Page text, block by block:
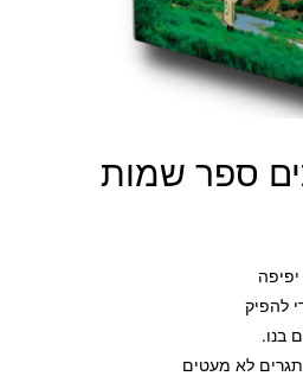
ספר שמות
להפיק
בנו.
לא מעטים